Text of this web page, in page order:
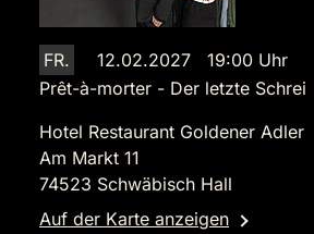
FR.
12.02.2027 19:00 Uhr
Prêt-à-morter - Der letzte Schrei
Hotel Restaurant Goldener Adler
Am Markt 11
74523 Schwäbisch Hall
Auf der Karte anzeigen